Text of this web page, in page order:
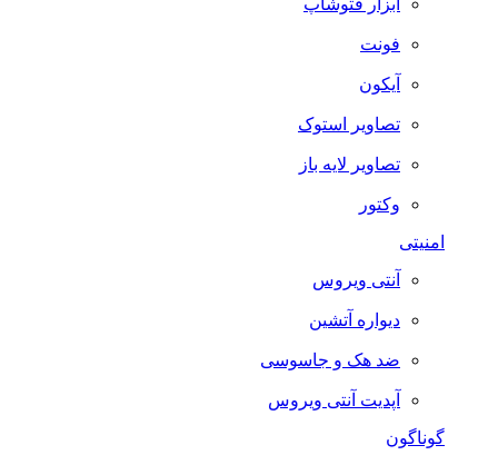
ابزار فتوشاپ
فونت
آیکون
تصاویر استوک
تصاویر لایه باز
وکتور
امنیتی
آنتی ویروس
دیواره آتشین
ضد هک و جاسوسی
آپدیت آنتی ویروس
گوناگون